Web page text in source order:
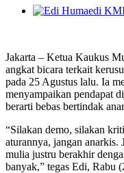
Jakarta – Ketua Kaukus
angkat bicara terkait
pada 25 Agustus lalu. Ia
menyampaikan pendapat
berarti bebas bertindak
“Silakan demo, silakan
aturannya, jangan anarkis.
mulia justru berakhir
banyak,” tegas Edi, Rabu